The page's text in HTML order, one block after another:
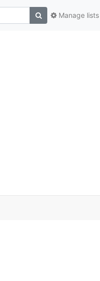
Manage lists